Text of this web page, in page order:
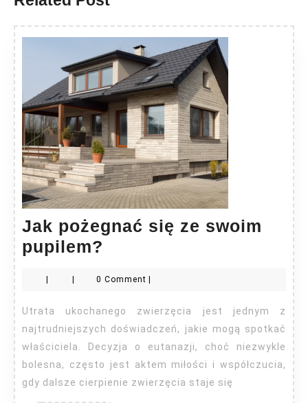
Jak pożegnać się ze swoim
pupilem?
się
ze
swoim
pupilem?
0 Comment
Utrata ukochanego zwierzęcia jest jednym z
najtrudniejszych doświadczeń, jakie mogą spotkać
właściciela. Decyzja o eutanazji, choć niezwykle
bolesna, często jest aktem miłości i współczucia,
gdy dalsze cierpienie zwierzęcia staje się